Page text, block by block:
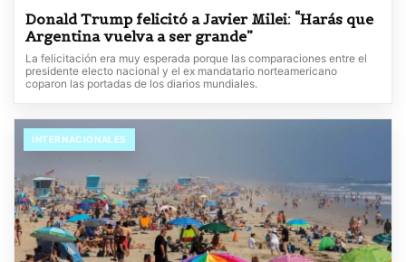
Donald Trump felicitó a Javier Milei: “Harás que
Argentina vuelva a ser grande”
La felicitación era muy esperada porque las comparaciones entre el
presidente electo nacional y el ex mandatario norteamericano
coparon las portadas de los diarios mundiales.
INTERNACIONALES